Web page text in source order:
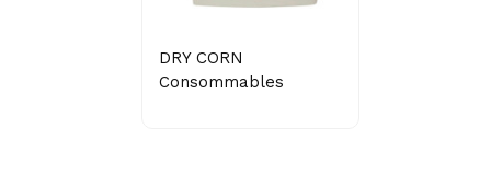
DRY CORN
Consommables